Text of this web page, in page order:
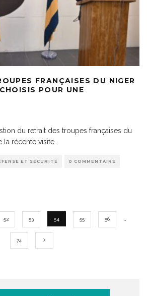
FRANÇAISES DU NIGER
POUR UNE
du retrait des troupes françaises du
la récente visite
ET SÉCURITÉ 0 COMMENTAIRE
52 53 54 55 56
74